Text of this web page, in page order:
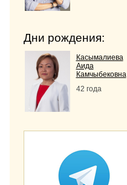
Дни рождения:
Касымалиева
Аида
Камчыбековна
42 года